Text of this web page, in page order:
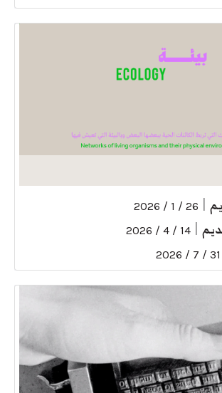
26 / 1 / 2026
14 / 4 / 2026
31 / 7 / 2026